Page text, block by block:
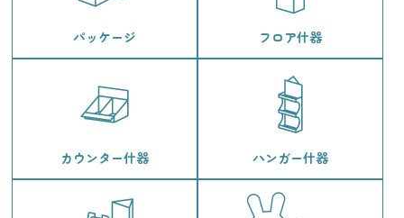
パッケージ フロア什器
カウンター什器 ハンガー什器